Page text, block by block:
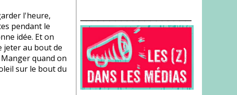
l'heure,
pendant le
idée. Et on
jeter au bout de
quand on
sur le bout du